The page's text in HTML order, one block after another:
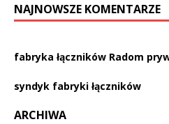
NAJNOWSZE KOMENTARZE
fabryka łączników Radom
syndyk fabryki łączników
ARCHIWA